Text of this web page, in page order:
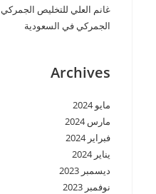
غانم العلي للتخليص الجمركي
الجمركي في السعودية
Archives
مايو 2024
مارس 2024
فبراير 2024
يناير 2024
ديسمبر 2023
نوفمبر 2023